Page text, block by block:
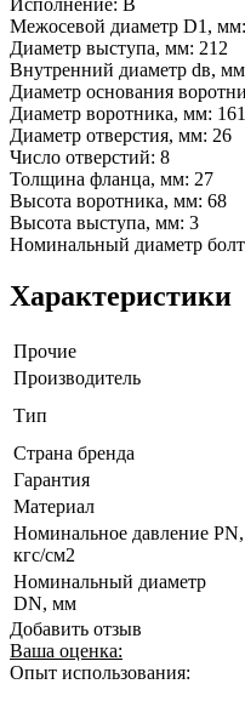
Межосевой диаметр D1,
Диаметр выступа, мм: 212
Внутренний диаметр dв,
Диаметр основания
Диаметр воротника, мм: 161
Диаметр отверстия, мм: 26
Число отверстий: 8
Толщина фланца, мм: 27
Высота воротника, мм: 68
Высота выступа, мм: 3
Номинальный диаметр
Характеристики
Прочие
Производитель
Тип
Страна бренда
Гарантия
Материал
Номинальное давление PN,
кгс/см2
Номинальный диаметр
DN, мм
Добавить отзыв
Ваша оценка:
Опыт использования: